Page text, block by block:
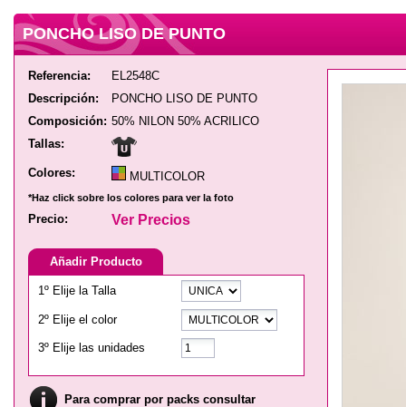
PONCHO LISO DE PUNTO
Referencia:
EL2548C
Descripción:
PONCHO LISO DE PUNTO
Composición: 50% NILON 50% ACRILICO
Tallas:
Colores: MULTICOLOR
*Haz click sobre los colores para ver la foto
Precio: Ver Precios
Añadir Producto
1º Elije la Talla
2º Elije el color
3º Elije las unidades
Para comprar por packs consultar